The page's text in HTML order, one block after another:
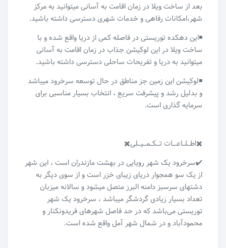
بعد از ساخت ویلا در زمان اقامت به آسانی میتوانید به مرکز
شهر،امکانات رفاهی و خدمات شهری دسترسی داشته باشید.
◾️این دهکده توریستی در فاصله کمی از دریا واقع شده و با
ساخت ویلا در این لوکیشن جذاب در زمان اقامت به آسانی
میتوانید به دریا و تفریحات ساحلی دسترسی داشته باشید.
◾️لوکیشن این زمین جز مناطق در حال توسعه سرخرود میباشد
و بدلیل رشد و پیشرفت سریع ، انتخاب بسیار مناسبی برای
سرمایه گذاری است.
✖️اطـــلــاعــــات تـــکــمـــیـــلی✖️
✔️سرخرود یک شهر رویایی در بهشت مازندران است ، این شهر
از یک سو همجوار دریای زیبای خزر است و از سوی دیگر به
دشتهای سرسبز دامنه البرز متصل میشود و سالانه میزبان
تعداد بسیار زیادی گردشگر میباشد ، سرخرود یک شهر
توریستی می‌باشد که در حد فاصل شهرهای فریدونکنار و
محمودآباد و در شمال شهر آمل واقع شده است‌.